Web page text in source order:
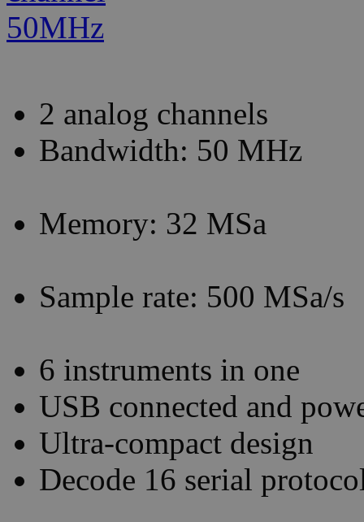
2 analog channels
Bandwidth: 50 MHz
Memory: 32 MSa
Sample rate: 500 MSa/s
6 instruments in one
USB connected and
Ultra-compact design
Decode 16 serial